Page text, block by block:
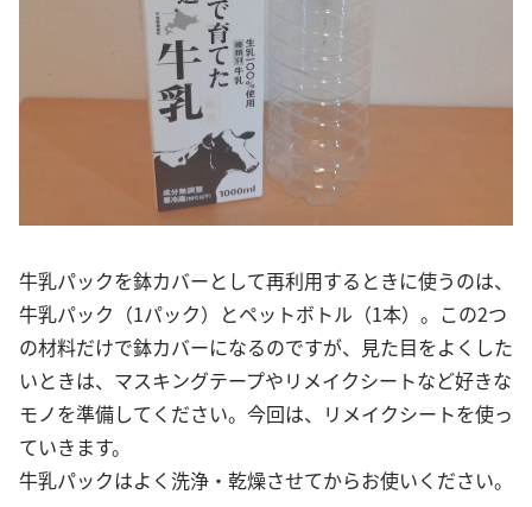
牛乳パックを鉢カバーとして再利用するときに使うのは、
牛乳パック（1パック）とペットボトル（1本）。この2つ
の材料だけで鉢カバーになるのですが、見た目をよくした
いときは、マスキングテープやリメイクシートなど好きな
モノを準備してください。今回は、リメイクシートを使っ
ていきます。
牛乳パックはよく洗浄・乾燥させてからお使いください。